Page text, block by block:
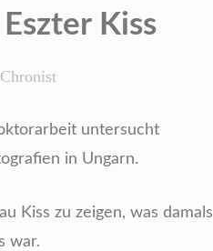
Kiss
Chronist
untersucht
in Ungarn.
Kiss zu zeigen, was damals
war.